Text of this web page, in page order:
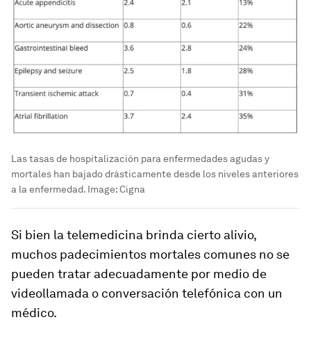
Las tasas de hospitalización para enfermedades agudas y
mortales han bajado drásticamente desde los niveles anteriores
a la enfermedad. Image:Cigna
Si bien la telemedicina brinda cierto alivio,
muchos padecimientos mortales comunes no se
pueden tratar adecuadamente por medio de
videollamada o conversación telefónica con un
médico.